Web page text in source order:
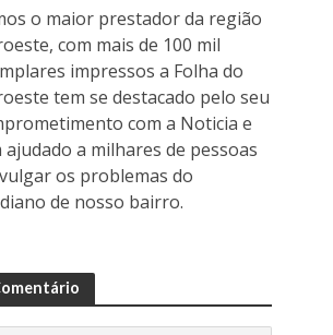
o maior prestador da região
com mais de 100 mil
impressos a Folha do
tem se destacado pelo seu
com a Noticia e
ajudado a milhares de pessoas
os problemas do
de nosso bairro.